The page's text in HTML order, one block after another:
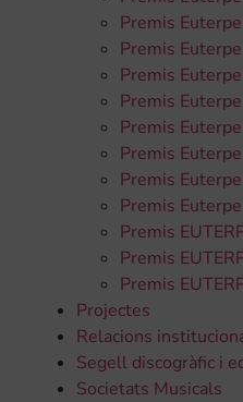
Premis
Premis
Premis
Premis
Premis
Premis
Premis
Premis
Premis
Premis
Premis
Projectes
Relacions
Segell discogràfic i
Societats Musicals